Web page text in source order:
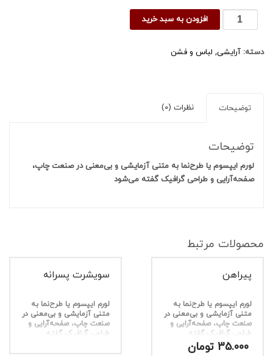
زنانه
افزودن به سبد خرید
دسته: آرایشی, لباس و فشن
توضیحات نظرات (0)
توضیحات
لورم ایپسوم یا طرح‌نما به متنی آزمایشی و بی‌معنی در صنعت چاپ،
صفحه‌آرایی و طراحی گرافیک گفته می‌شود
محصولات مرتبط
پیراهن
لورم ایپسوم یا طرح‌نما به
متنی آزمایشی و بی‌معنی در
صنعت چاپ، صفحه‌آرایی و
طراحی گرافیک گفته
می‌شود
35.000 تومان
سویشرت پسرانه
لورم ایپسوم یا طرح‌نما به
متنی آزمایشی و بی‌معنی در
صنعت چاپ، صفحه‌آرایی و
طراحی گرافیک گفته